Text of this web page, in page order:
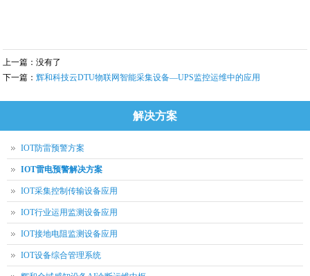
上一篇：没有了
下一篇：辉和科技云DTU物联网智能采集设备—UPS监控运维中的应用
解决方案
IOT防雷预警方案
IOT雷电预警解决方案
IOT采集控制传输设备应用
IOT行业运用监测设备应用
IOT接地电阻监测设备应用
IOT设备综合管理系统